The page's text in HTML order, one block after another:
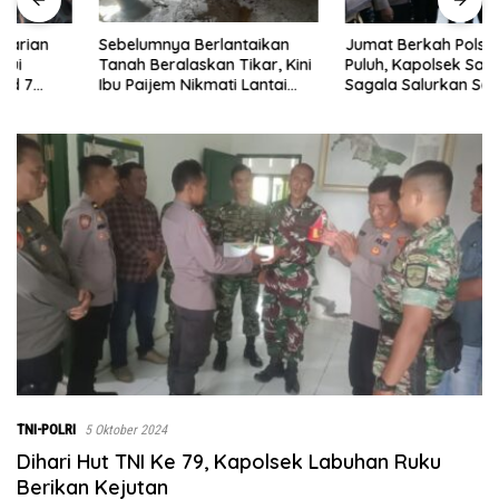
Sebelumnya Berlantaikan
Tanah Beralaskan Tikar, Kini
Ibu Paijem Nikmati Lantai
0208/Asahan
Jumat Berkah Polsek Lima
Puluh, Kapolsek Salomo
Sagala Salurkan Sembako
TNI-POLRI 5 Oktober 2024
Dihari Hut TNI Ke 79, Kapolsek Labuhan Ruku
Berikan Kejutan